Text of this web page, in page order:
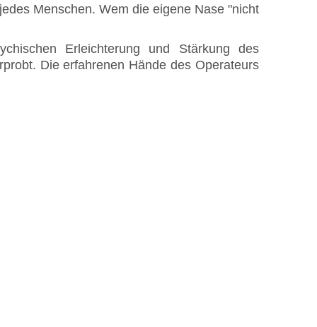
Menschen. Wem die eigene Nase "nicht
Erleichterung und Stärkung des
Die erfahrenen Hände des Operateurs